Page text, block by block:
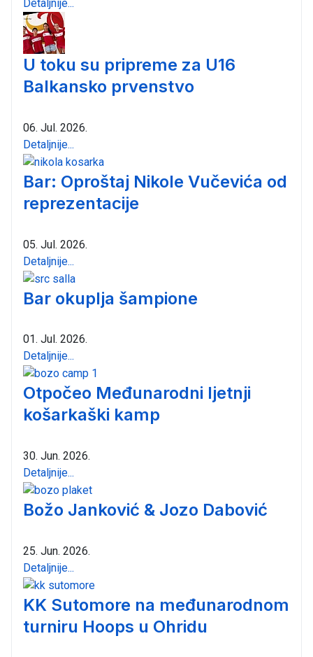
Detaljnije...
U toku su pripreme za U16
Balkansko prvenstvo
06. Jul. 2026.
Detaljnije...
Bar: Oproštaj Nikole Vučevića od
reprezentacije
05. Jul. 2026.
Detaljnije...
Bar okuplja šampione
01. Jul. 2026.
Detaljnije...
Otpočeo Međunarodni ljetnji
košarkaški kamp
30. Jun. 2026.
Detaljnije...
Božo Janković & Jozo Dabović
25. Jun. 2026.
Detaljnije...
KK Sutomore na međunarodnom
turniru Hoops u Ohridu